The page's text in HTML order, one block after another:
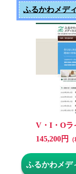
ふるかわメデ
V・I・O
145,200円
ふるかわメデ